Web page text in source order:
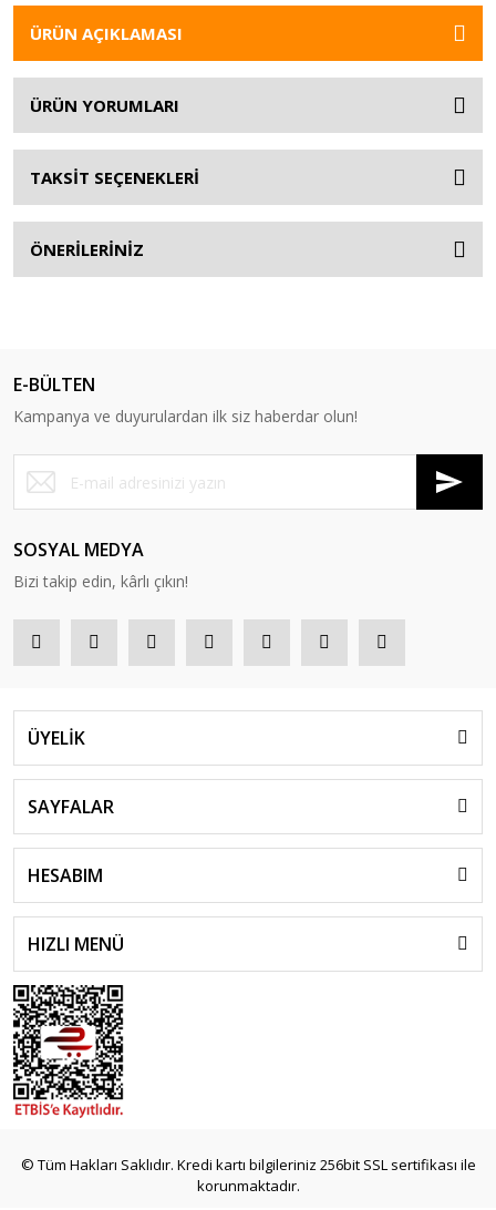
ÜRÜN AÇIKLAMASI
ÜRÜN YORUMLARI
TAKSİT SEÇENEKLERİ
ÖNERİLERİNİZ
E-BÜLTEN
Kampanya ve duyurulardan ilk siz haberdar olun!
SOSYAL MEDYA
Bizi takip edin, kârlı çıkın!
ÜYELİK
SAYFALAR
HESABIM
HIZLI MENÜ
© Tüm Hakları Saklıdır. Kredi kartı bilgileriniz 256bit SSL sertifikası ile
korunmaktadır.